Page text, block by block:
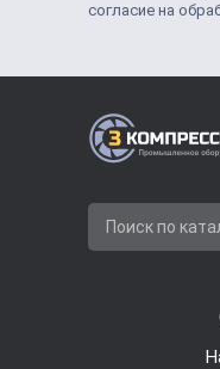
согласие на
Поиск по